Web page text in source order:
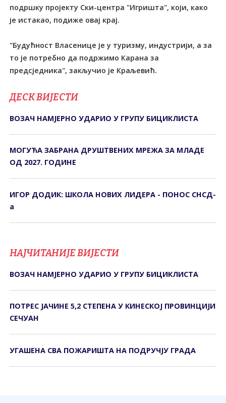
подршку пројекту Ски-центра "Игришта", који, како
је истакао, подиже овај крај.
"Будућност Власенице је у туризму, индустрији, а за
то је потребно да подржимо Карана за
предсједника", закључио је Краљевић.
ДЕСК ВИЈЕСТИ
ВОЗАЧ НАМЈЕРНО УДАРИО У ГРУПУ БИЦИКЛИСТА
МОГУЋА ЗАБРАНА ДРУШТВЕНИХ МРЕЖА ЗА МЛАДЕ
ОД 2027. ГОДИНЕ
ИГОР ДОДИК: ШКОЛА НОВИХ ЛИДЕРА - ПОНОС СНСД-
а
НАЈЧИТАНИЈЕ ВИЈЕСТИ
ВОЗАЧ НАМЈЕРНО УДАРИО У ГРУПУ БИЦИКЛИСТА
ПОТРЕС ЈАЧИНЕ 5,2 СТЕПЕНА У КИНЕСКОЈ ПРОВИНЦИЈИ
СЕЧУАН
УГАШЕНА СВА ПОЖАРИШТА НА ПОДРУЧЈУ ГРАДА